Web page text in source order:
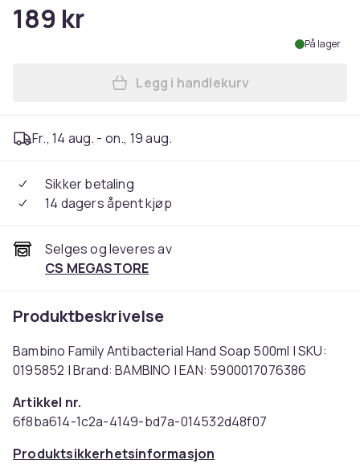
189 kr
På lager
Legg Bambino Family
Legg i handlekurv
Fr., 14 aug. - on., 19 aug.
Sikker betaling
14 dagers åpent kjøp
Selges og leveres av
CS MEGASTORE
Produktbeskrivelse
Bambino Family Antibacterial Hand Soap 500ml | SKU:
0195852 | Brand: BAMBINO | EAN: 5900017076386
Artikkel nr.
6f8ba614-1c2a-4149-bd7a-014532d48f07
Produktsikkerhetsinformasjon